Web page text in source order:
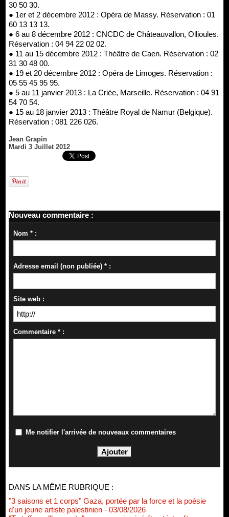
30 50 30.
● 1er et 2 décembre 2012 : Opéra de Massy. Réservation : 01
60 13 13 13.
● 6 au 8 décembre 2012 : CNCDC de Châteauvallon, Ollioules.
Réservation : 04 94 22 02 02.
● 11 au 15 décembre 2012 : Théâtre de Caen. Réservation : 02
31 30 48 00.
● 19 et 20 décembre 2012 : Opéra de Limoges. Réservation :
05 55 45 95 95.
● 5 au 11 janvier 2013 : La Criée, Marseille. Réservation : 04 91
54 70 54.
● 15 au 18 janvier 2013 : Théâtre Royal de Namur (Belgique).
Réservation : 081 226 026.
Jean Grapin
Mardi 3 Juillet 2012
Nouveau commentaire :
Nom * :
Adresse email (non publiée) * :
Site web :
Commentaire * :
Me notifier l'arrivée de nouveaux commentaires
DANS LA MÊME RUBRIQUE :
"3 saisons et 1 corps" Gaza, portée par la force et la poésie
d'un jeune artiste palestinien - 03/08/2026